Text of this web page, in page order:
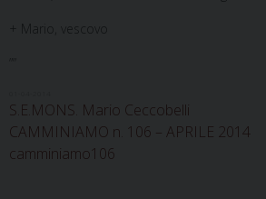
+ Mario, vescovo
S.E.MONS. Mario Ceccobelli
CAMMINIAMO n. 106 – APRILE 2014
camminiamo106